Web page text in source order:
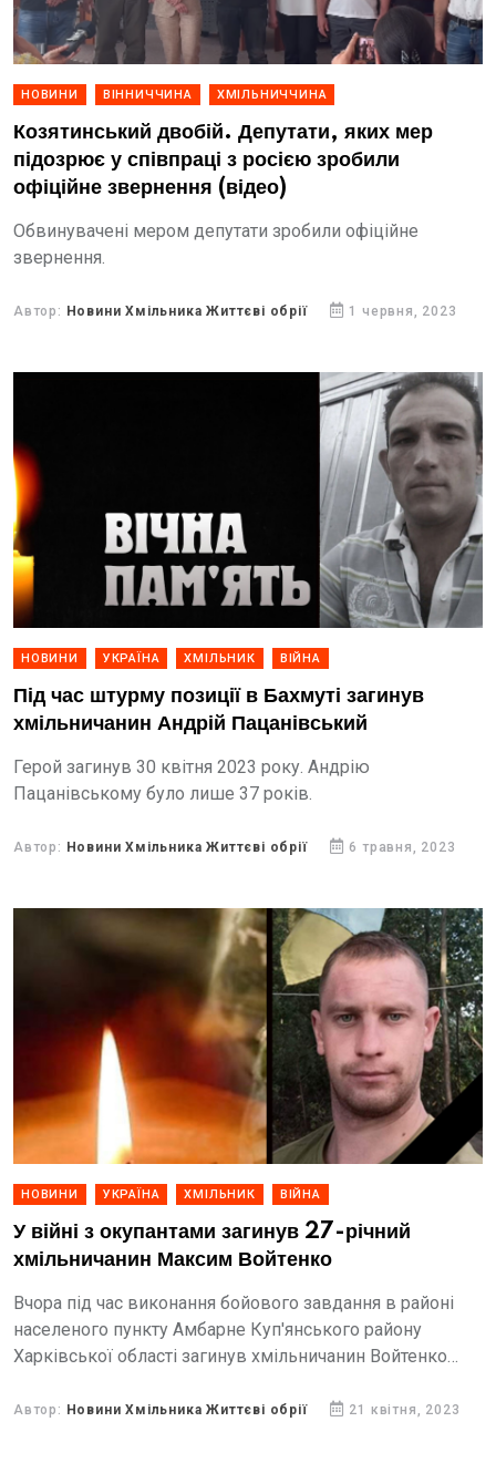
НОВИНИ ВІННИЧЧИНА ХМІЛЬНИЧЧИНА
Козятинський двобій. Депутати, яких мер
підозрює у співпраці з росією зробили
офіційне звернення (відео)
Обвинувачені мером депутати зробили офіційне
звернення.
Автор: Новини Хмільника Життєві обрії 1 червня, 2023
НОВИНИ УКРАЇНА ХМІЛЬНИК ВІЙНА
Під час штурму позиції в Бахмуті загинув
хмільничанин Андрій Пацанівський
Герой загинув 30 квітня 2023 року. Андрію
Пацанівському було лише 37 років.
Автор: Новини Хмільника Життєві обрії 6 травня, 2023
НОВИНИ УКРАЇНА ХМІЛЬНИК ВІЙНА
У війні з окупантами загинув 27-річний
хмільничанин Максим Войтенко
Вчора під час виконання бойового завдання в районі
населеного пункту Амбарне Куп'янського району
Харківської області загинув хмільничанин Войтенко
Автор: Новини Хмільника Життєві обрії 21 квітня, 2023